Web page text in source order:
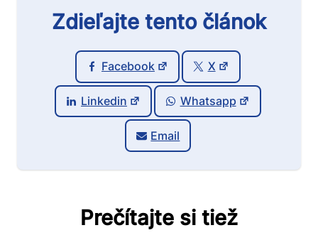
Zdieľajte tento článok
Facebook X
Linkedin Whatsapp
Email
Prečítajte si tiež